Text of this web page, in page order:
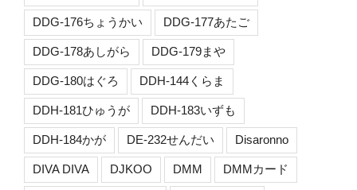
DDG-176ちょうかい DDG-177あたご
DDG-178あしがら DDG-179まや
DDG-180はぐろ DDH-144くらま
DDH-181ひゅうが DDH-183いずも
DDH-184かが DE-232せんだい Disaronno
DIVA DIVA DJKOO DMM DMMカード